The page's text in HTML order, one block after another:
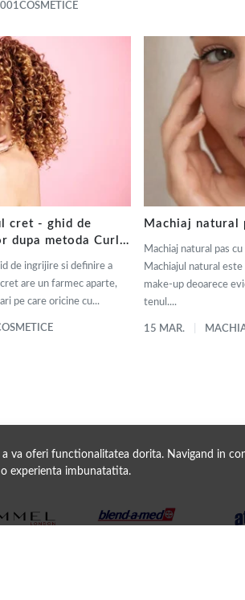
va oferi functionalitatea dorita. Navigand in
experienta imbunatatita.
cret - ghid de
dupa metoda Curly
de ingrijire si definire a
are un farmec aparte,
pe care oricine cu...
Machiaj natural
Machiaj natural pas
Machiajul natural
make-up deoarece
tenul....
15 MAR.